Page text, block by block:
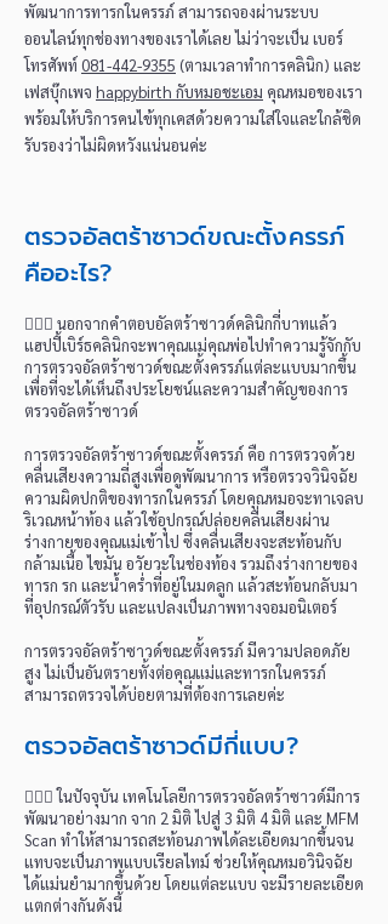
พัฒนาการทารกในครรภ์ สามารถจองผ่านระบบ
ออนไลน์ทุกช่องทางของเราได้เลย ไม่ว่าจะเป็น เบอร์
โทรศัพท์081-442-9355 (ตามเวลาทำการคลินิก) และ
เฟสบุ๊กเพจ happybirth กับหมอชะเอม คุณหมอของเรา
พร้อมให้บริการคนไข้ทุกเคสด้วยความใส่ใจและใกล้ชิด
รับรองว่าไม่ผิดหวังแน่นอนค่ะ
ตรวจอัลตร้าซาวด์ขณะตั้งครรภ์
คืออะไร?
👩🏻‍⚕️ นอกจากคำตอบอัลตร้าซาวด์คลินิกกี่บาทแล้ว
แฮปปี้เบิร์ธคลินิกจะพาคุณแม่คุณพ่อไปทำความรู้จักกับ
การตรวจอัลตร้าซาวด์ขณะตั้งครรภ์แต่ละแบบมากขึ้น
เพื่อที่จะได้เห็นถึงประโยชน์และความสำคัญของการ
ตรวจอัลตร้าซาวด์
การตรวจอัลตร้าซาวด์ขณะตั้งครรภ์ คือ การตรวจด้วย
คลื่นเสียงความถี่สูงเพื่อดูพัฒนาการ หรือตรวจวินิจฉัย
ความผิดปกติของทารกในครรภ์ โดยคุณหมอจะทาเจลบ
ริเวณหน้าท้อง แล้วใช้อุปกรณ์ปล่อยคลื่นเสียงผ่าน
ร่างกายของคุณแม่เข้าไป ซึ่งคลื่นเสียงจะสะท้อนกับ
กล้ามเนื้อ ไขมัน อวัยวะในช่องท้อง รวมถึงร่างกายของ
ทารก รก และน้ำคร่ำที่อยู่ในมดลูก แล้วสะท้อนกลับมา
ที่อุปกรณ์ตัวรับ และแปลงเป็นภาพทางจอมอนิเตอร์
การตรวจอัลตร้าซาวด์ขณะตั้งครรภ์ มีความปลอดภัย
สูง ไม่เป็นอันตรายทั้งต่อคุณแม่และทารกในครรภ์
สามารถตรวจได้บ่อยตามที่ต้องการเลยค่ะ
ตรวจอัลตร้าซาวด์มีกี่แบบ?
👩🏻‍⚕️ ในปัจจุบัน เทคโนโลยีการตรวจอัลตร้าซาวด์มีการ
พัฒนาอย่างมาก จาก 2 มิติ ไปสู่ 3 มิติ 4 มิติ และ MFM
Scan ทำให้สามารถสะท้อนภาพได้ละเอียดมากขึ้นจน
แทบจะเป็นภาพแบบเรียลไทม์ ช่วยให้คุณหมอวินิจฉัย
ได้แม่นยำมากขึ้นด้วย โดยแต่ละแบบ จะมีรายละเอียด
แตกต่างกันดังนี้